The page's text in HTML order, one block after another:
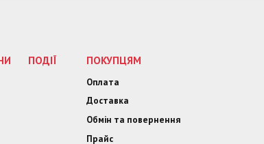
ПОДІЇ ПОКУПЦЯМ
Оплата
Доставка
Обмін та повернення
Прайс